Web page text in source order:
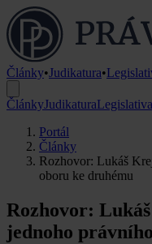
Články•Judikatura•
ČlánkyJudikaturaLegislativa
Portál
Články
Rozhovor: Lukáš
oboru ke druhému
Rozhovor:
jednoho